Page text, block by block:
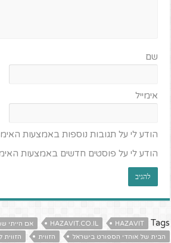
שם
אימייל
הודע לי על תגובות נוספות באמצעות
הודע לי על פוסטים חדשים באמצעות
Tags
HAZAVIT
HAZAVIT.CO.IL אם הייתי
הבית של אוהדי הספורט בישראל
הזווית הזווית